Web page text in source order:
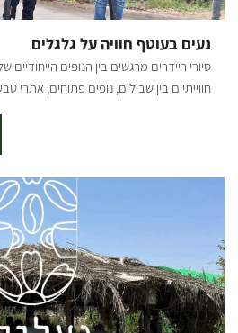
הכחול עד לנקודה שבה הוא פוגש את דרך
מדווש ומסלולי אופניים בשטח עם קק"ל
נעים בעוטף חוויה על גלגלים
סיורי ריידרים מרגשים בין הנופים
חווייתיים בין שבילים, נופים פתוחים, אתרי
האישית ומהסיפור המקומי והכל באווירה
להרכיב עם ההורה. * יש להגיע עם נעליים
בריאות. שעות פעילות: ימים א'-ו' בתיאום